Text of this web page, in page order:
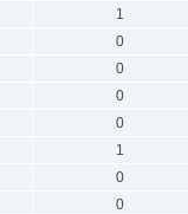
1
0
0
0
0
1
0
0